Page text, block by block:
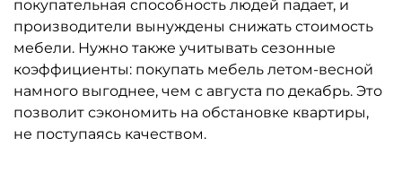
покупательная способность людей падает, и
производители вынуждены снижать стоимость
мебели. Нужно также учитывать сезонные
коэффициенты: покупать мебель летом-весной
намного выгоднее, чем с августа по декабрь. Это
позволит сэкономить на обстановке квартиры,
не поступаясь качеством.